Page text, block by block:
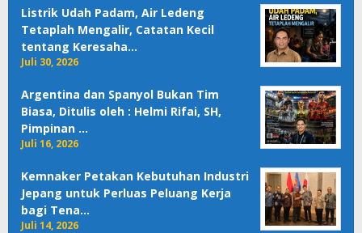
Listrik Udah Padam, Air Ledeng
Tetaplah Mengalir, Catatan Kecil
tentang Keresaha…
Juli 30, 2026
Argentina dan Spanyol Bukan Tim
Biasa, Ditulis oleh : Helmi Rifai, SH,
Pimpinan …
Juli 16, 2026
Kemnaker Petakan Kebutuhan Industri
Jepang untuk Perluas Peluang Kerja
bagi Tena…
Juli 14, 2026